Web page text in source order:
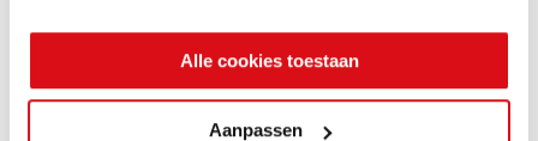
Alle cookies toestaan
Aanpassen